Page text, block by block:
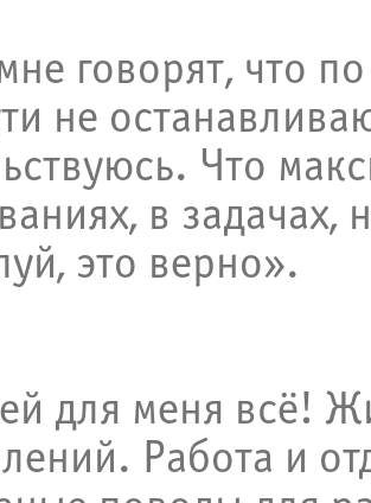
говорят, что
не
Что
в
это верно».
для меня всё!
Работа и